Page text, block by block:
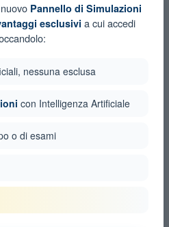
Pannello di Simulazioni
esclusivi a cui accedi
nessuna esclusa
con Intelligenza Artificiale
o di esami